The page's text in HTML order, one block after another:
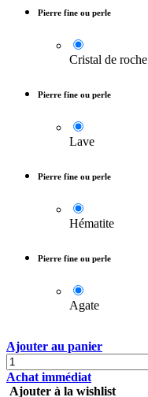
Pierre fine ou perle
Cristal de roche
Pierre fine ou perle
Lave
Pierre fine ou perle
Hématite
Pierre fine ou perle
Agate
Ajouter au panier
Achat immédiat
Ajouter à la wishlist